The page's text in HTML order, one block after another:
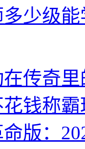
少级
传奇
钱称
版：